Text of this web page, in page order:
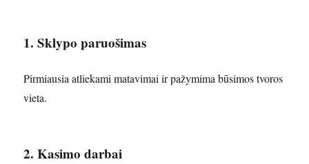
1. Sklypo paruošimas
Pirmiausia atliekami matavimai ir pažymima būsimos tvoros
vieta.
2. Kasimo darbai